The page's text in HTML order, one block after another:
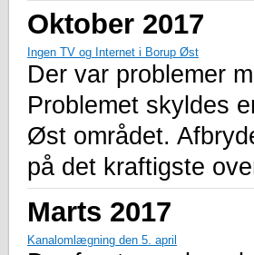
Oktober 2017
Ingen TV og Internet i Borup Øst
Der var problemer
Problemet skyldes
Øst området.
på det kraftigste
Marts 2017
Kanalomlægning den 5. april